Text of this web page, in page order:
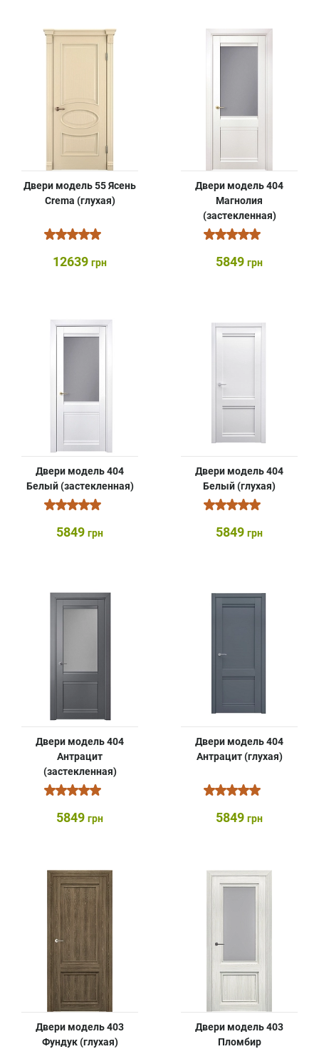
Двери модель 55 Ясень
Crema (глухая)
12639 грн
Двери модель 404
Магнолия
(застекленная)
5849 грн
Двери модель 404
Белый (застекленная)
5849 грн
Двери модель 404
Белый (глухая)
5849 грн
Двери модель 404
Антрацит
(застекленная)
5849 грн
Двери модель 404
Антрацит (глухая)
5849 грн
Двери модель 403
Фундук (глухая)
Двери модель 403
Пломбир